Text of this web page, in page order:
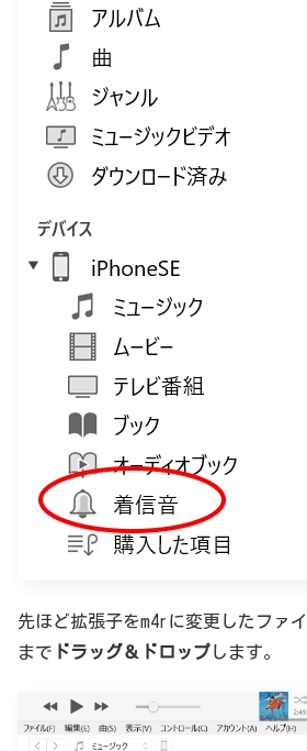
先ほど拡張子をm4rに変更したファ
まで ドラッグ＆ドロップします。